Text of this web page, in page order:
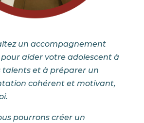
un accompagnement
aider votre adolescent à
talents et à préparer un
cohérent et motivant,
pourrons créer un